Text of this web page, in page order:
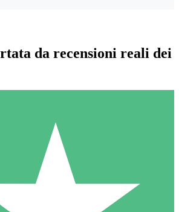
di Crediti Individuali
crediti di download. Nessun impegno
da recensioni reali dei